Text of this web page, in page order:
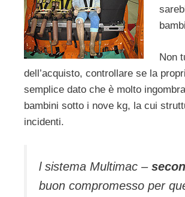
Non
dell’acquisto, controllare se la
semplice dato che è molto
bambini sotto i nove kg, la cui
incidenti.
l sistema Multimac –
buon compromesso per